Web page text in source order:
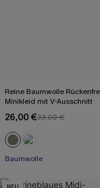
Reine Baumwolle
Minikleid mit V-Ausschnitt
26,00 €33,00 €
Baumwolle
NEU